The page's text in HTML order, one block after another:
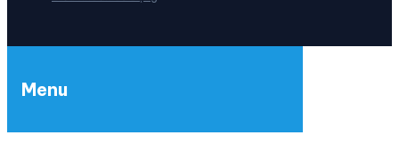
Menu